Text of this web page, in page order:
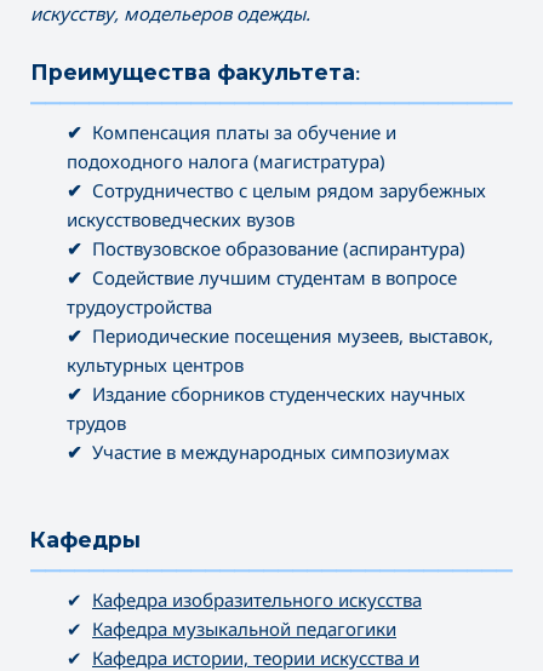
искусству, модельеров одежды.
Преимущества факультета:
✔ Компенсация платы за обучение и
подоходного налога (магистратура)
✔ Сотрудничество с целым рядом зарубежных
искусствоведческих вузов
✔ Поствузовское образование (аспирантура)
✔ Содействие лучшим студентам в вопросе
трудоустройства
✔ Периодические посещения музеев, выставок,
культурных центров
✔ Издание сборников студенческих научных
трудов
✔ Участие в международных симпозиумах
Кафедры
✔ Кафедра изобразительного искусства
✔ Кафедра музыкальной педагогики
✔ Кафедра истории, теории искусства и